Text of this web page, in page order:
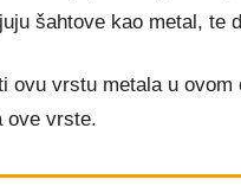
šahtove kao metal, te
ovu vrstu metala u
ove vrste.